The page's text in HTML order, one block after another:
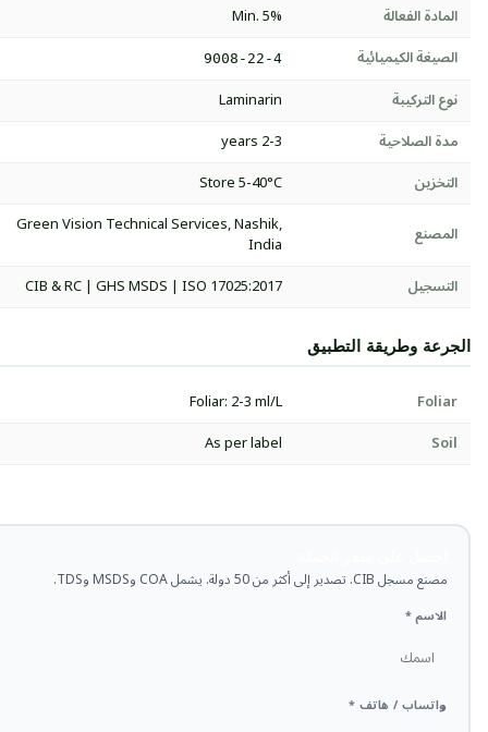
المادة الفعالة
Min. 5%
الصيغة الكيميائية
9008-22-4
نوع التركيبة
Laminarin
مدة الصلاحية
2-3 years
التخزين
Store 5-40°C
المصنع
Green Vision Technical Services, Nashik,
India
التسجيل
CIB & RC | GHS MSDS | ISO 17025:2017
الجرعة وطريقة التطبيق
Foliar
Foliar: 2-3 ml/L
Soil
As per label
مصنع مسجل CIB. تصدير إلى أكثر من 50 دولة. يشمل COA وMSDS وTDS.
الاسم *
واتساب / هاتف *